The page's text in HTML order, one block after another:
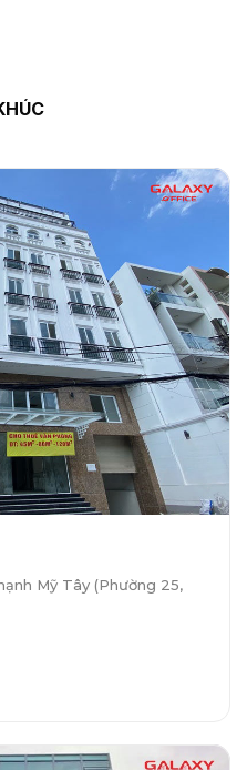
Mỹ Tây (Phường 25,